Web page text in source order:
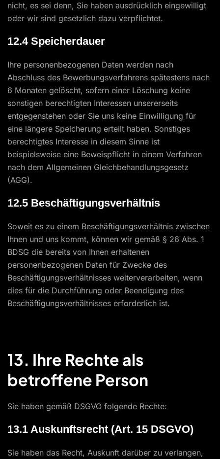
nicht, es sei denn, Sie haben ausdrücklich eingewilligt
oder wir sind gesetzlich dazu verpflichtet.
12.4 Speicherdauer
Ihre personenbezogenen Daten werden nach
Abschluss des Bewerbungsverfahrens spätestens nach
6 Monaten gelöscht, sofern einer Löschung keine
sonstigen berechtigten Interessen unsererseits
entgegenstehen oder Sie uns keine Einwilligung für
eine längere Speicherung erteilt haben. Sonstiges
berechtigtes Interesse in diesem Sinne ist
beispielsweise eine Beweispflicht in einem Verfahren
nach dem Allgemeinen Gleichbehandlungsgesetz
(AGG).
12.5 Beschäftigungsverhältnis
Soweit es zu einem Beschäftigungsverhältnis zwischen
Ihnen und uns kommt, können wir gemäß § 26 Abs. 1
BDSG die bereits von Ihnen erhaltenen
personenbezogenen Daten für Zwecke des
Beschäftigungsverhältnisses weiterverarbeiten, wenn
dies für die Durchführung oder Beendigung des
Beschäftigungsverhältnisses erforderlich ist.
13. Ihre Rechte als
betroffene Person
Sie haben gemäß DSGVO folgende Rechte:
13.1 Auskunftsrecht (Art. 15 DSGVO)
Sie haben das Recht, Auskunft darüber zu verlangen,